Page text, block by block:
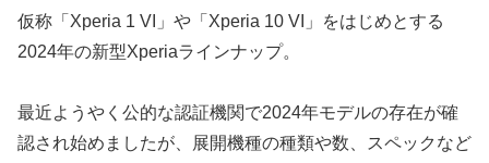
仮称「Xperia 1 VI」や「Xperia 10 VI」をはじめとする
2024年の新型Xperiaラインナップ。
最近ようやく公的な認証機関で2024年モデルの存在が確
認され始めましたが、展開機種の種類や数、スペックなど